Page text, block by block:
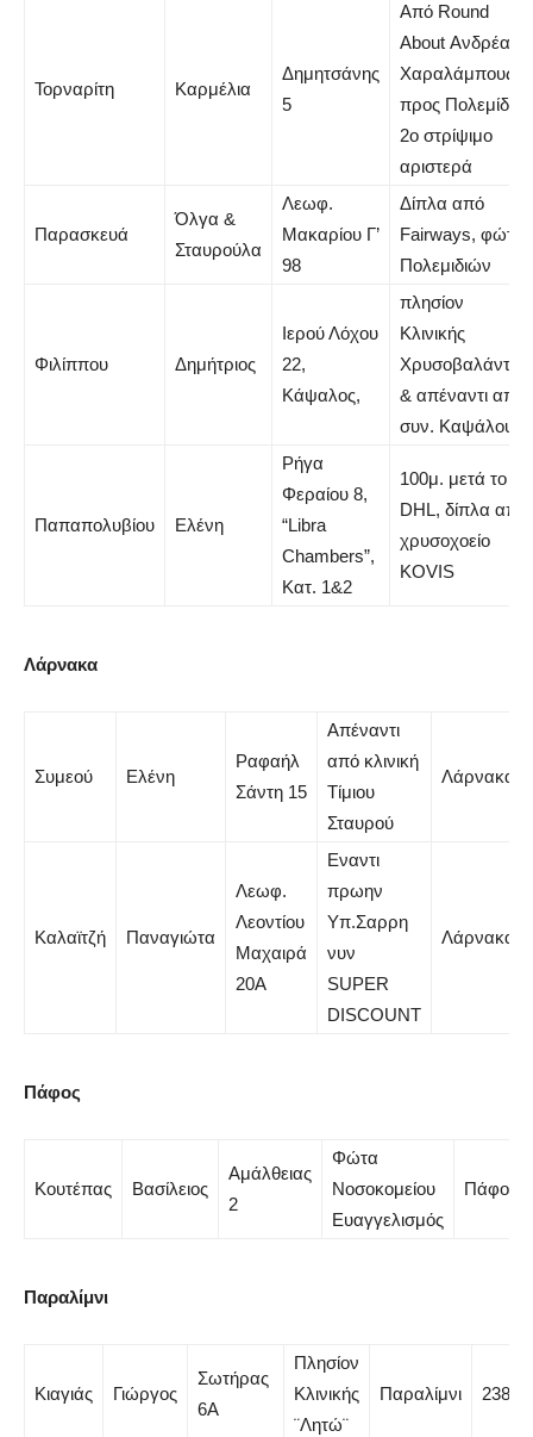
Τορναρίτη Καρμέλια
Δημητσάνης
5
Από Round
About Ανδρέα
Χαραλάμπους
προς Πολεμίδια,
2ο στρίψιμο
αριστερά
Παρασκευά
Όλγα &
Σταυρούλα
Λεωφ.
Μακαρίου Γ’
98
Δίπλα από
Fairways, φώτα
Πολεμιδιών
Φιλίππου Δημήτριος
Ιερού Λόχου
22,
Κάψαλος,
πλησίον
Κλινικής
Χρυσοβαλάντου
& απέναντι από
συν. Καψάλου
Παπαπολυβίου Ελένη
Ρήγα
Φεραίου 8,
“Libra
Chambers”,
Κατ. 1&2
100μ. μετά το
DHL, δίπλα από
χρυσοχοείο
KOVIS
Λάρνακα
Συμεού Ελένη
Ραφαήλ
Σάντη 15
Απέναντι
από κλινική
Τίμιου
Σταυρού
Λάρνακα
Καλαϊτζή Παναγιώτα
Λεωφ.
Λεοντίου
Μαχαιρά
20Α
Εναντι
πρωην
Υπ.Σαρρη
νυν
SUPER
DISCOUNT
Λάρνακα
Πάφος
Κουτέπας Βασίλειος
Αμάλθειας
2
Φώτα
Νοσοκομείου
Ευαγγελισμός
Πάφος
Παραλίμνι
Κιαγιάς Γιώργος
Σωτήρας
6Α
Πλησίον
Κλινικής
¨Λητώ¨
Παραλίμνι